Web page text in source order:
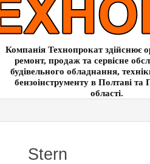
Компанія Технопрокат здійснює
ремонт, продаж та сервісне
будівельного обладнання,
бензоінструменту в Полтаві та
області.
Stern